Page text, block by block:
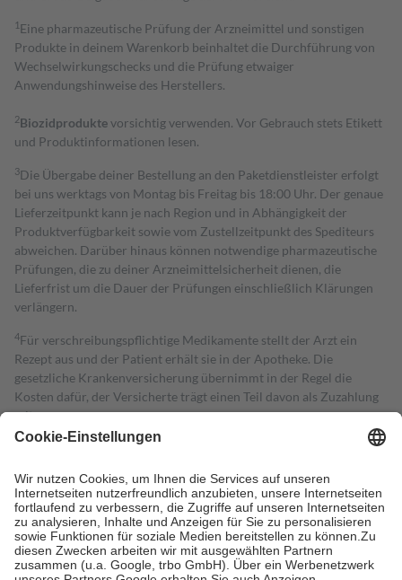
1 Eine pharmazeutische Prüfung der Arzneimittel und sonstigen
Produkte in deinem Warenkorb beinhaltet die Durchführung von
Wechselwirkungschecks und die Prüfung etwaiger
Anwendungshinweise des Herstellers.
2Biozidproduktevorsichtig verwenden. Vor Gebrauch stets Etikett
und Produktinformationen lesen.
3Die Übergabe deiner Bestellung an den Paketdienstleister erfolgt
bei uns werktags von Montag bis Freitag bis 18:00 Uhr. Der genaue
Lieferzeitpunkt kann je nach Region und in Abhängigkeit der
Produktverfügbarkeit sowie vom Zustellzeitpunkt des Spediteurs
abweichen. Darüber hinaus können notwendige pharmazeutische
Prüfungen, die zu deiner Arzneimittelsicherheit dienen, die
Lieferfrist um die Dauer der Prüfungen einschließlich Klärungen
verlängern.
4Für verschreibungspflichtige Medikamente stellt der Arzt ein
Rezept aus und der Patient erhält sie in der Apotheke. Die
gesetzliche Krankenversicherung übernimmt in der Regel die
Kosten dafür, der Versicherte trägt einen Teil davon als Zuzahlung
mit.
Grundsätzlich leisten Mitglieder Zuzahlungen in Höhe von zehn
höchstens zehn Euro.
Es sind jedoch nie mehr als die tatsächlichen
Kosten der Leistung zu entrichten.
Diese Regeln gelten grundsätzlich auch für Online-Apotheken.
Bei Heilmitteln und häuslicher Krankenpflege beträgt die
Zuzahlung zehn Prozent der Kosten sowie zehn Euro je
Verordnung.